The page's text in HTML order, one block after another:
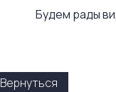
Будем рады
Вернуться